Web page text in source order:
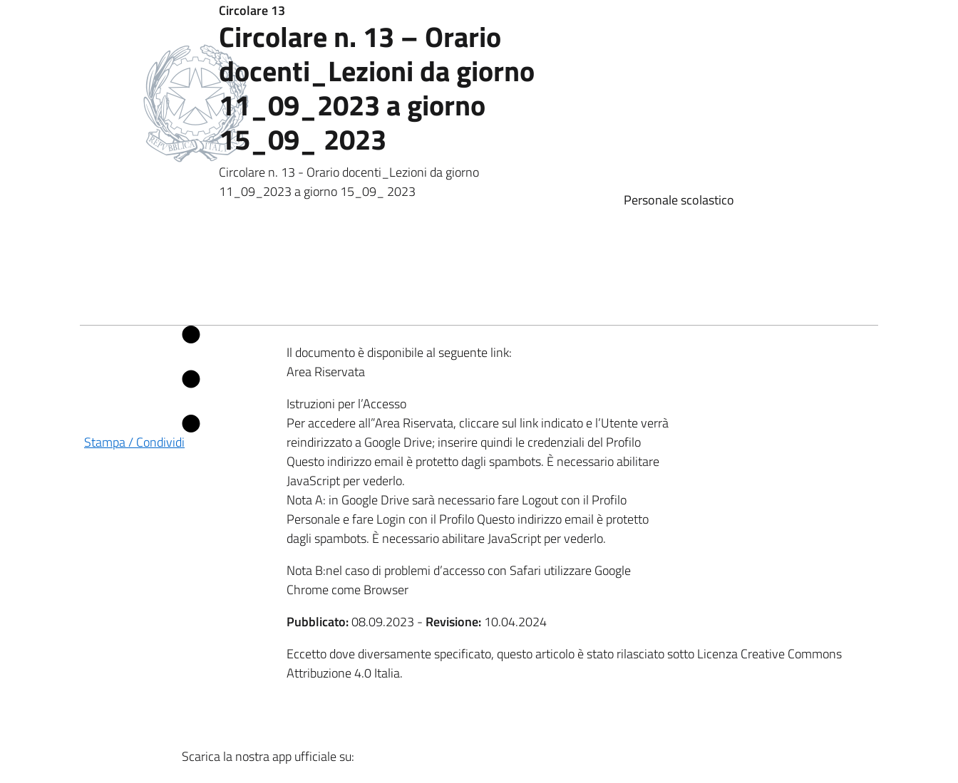
Circolare 13
Circolare n. 13 – Orario
docenti_Lezioni da giorno
11_09_2023 a giorno
15_09_ 2023
Circolare n. 13 - Orario docenti_Lezioni da giorno
11_09_2023 a giorno 15_09_ 2023
Personale scolastico
Il documento è disponibile al seguente link:
Area Riservata
Istruzioni per l’Accesso
Per accedere all”Area Riservata, cliccare sul link indicato e l’Utente verrà
reindirizzato a Google Drive; inserire quindi le credenziali del Profilo
Questo indirizzo email è protetto dagli spambots. È necessario abilitare
JavaScript per vederlo.
Nota A: in Google Drive sarà necessario fare Logout con il Profilo
Personale e fare Login con il Profilo Questo indirizzo email è protetto
dagli spambots. È necessario abilitare JavaScript per vederlo.
Nota B:nel caso di problemi d’accesso con Safari utilizzare Google
Chrome come Browser
Pubblicato:08.09.2023 - Revisione: 10.04.2024
Eccetto dove diversamente specificato, questo articolo è stato rilasciato sotto Licenza Creative Commons
Attribuzione 4.0 Italia.
Stampa / Condividi
Scarica la nostra app ufficiale su: